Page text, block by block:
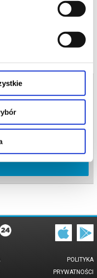
odwołania
zwrot środków
na adres e-mail, podany
POLITYKA
PRYWATNOŚCI